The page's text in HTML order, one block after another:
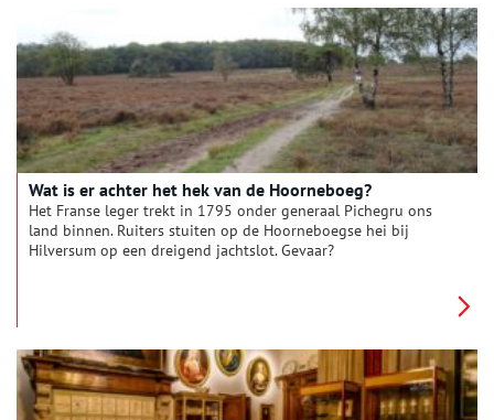
Wat is er achter het hek van de Hoorneboeg?
Het Franse leger trekt in 1795 onder generaal Pichegru ons
land binnen. Ruiters stuiten op de Hoorneboegse hei bij
Hilversum op een dreigend jachtslot. Gevaar?